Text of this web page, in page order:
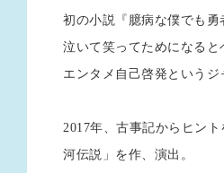
初の小説『臆病な僕でも
泣いて笑ってためになると
エンタメ自己啓発というジ
2017年、古事記からヒン
河伝説」を作、演出。